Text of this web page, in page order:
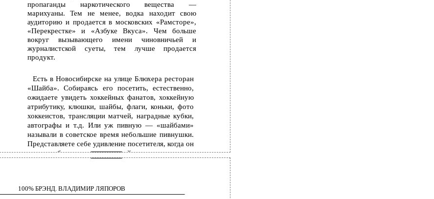
пропаганды наркотического вещества —
марихуаны. Тем не менее, водка находит свою
аудиторию и продается в московских «Рамсторе»,
«Перекрестке» и «Азбуке Вкуса». Чем больше
вокруг вызывающего имени чиновничьей и
журналистской суеты, тем лучше продается
продукт.
Есть в Новосибирске на улице Блюхера ресторан
«Шайба». Собираясь его посетить, естественно,
ожидаете увидеть хоккейных фанатов, хоккейную
атрибутику, клюшки, шайбы, флаги, коньки, фото
хоккеистов, трансляции матчей, наградные кубки,
автографы и т.д. Или уж пивную — «шайбами»
называли в советское время небольшие пивнушки.
Представляете себе удивление посетителя, когда он
видит абсолютно цивильный ресторан выше
100% БРЭНД. ВЛАДИМИР ЛЯПОРОВ